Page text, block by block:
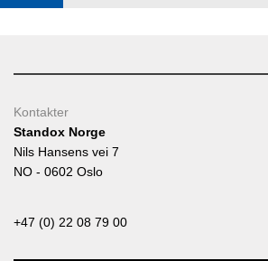
Kontakter
Standox Norge
Nils Hansens vei 7
NO - 0602 Oslo
+47 (0) 22 08 79 00